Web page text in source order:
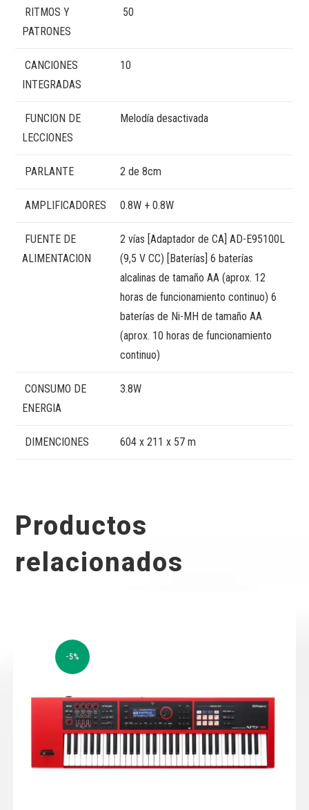
RITMOS Y
PATRONES
50
CANCIONES
INTEGRADAS
10
FUNCION DE
LECCIONES
Melodía desactivada
PARLANTE 2 de 8cm
AMPLIFICADORES 0.8W + 0.8W
FUENTE DE
ALIMENTACION
2 vías [Adaptador de CA] AD-E95100L
(9,5 V CC) [Baterías] 6 baterías
alcalinas de tamaño AA (aprox. 12
horas de funcionamiento continuo) 6
baterías de Ni-MH de tamaño AA
(aprox. 10 horas de funcionamiento
continuo)
CONSUMO DE
ENERGIA
3.8W
DIMENCIONES 604 x 211 x 57 m
Productos
relacionados
-5%